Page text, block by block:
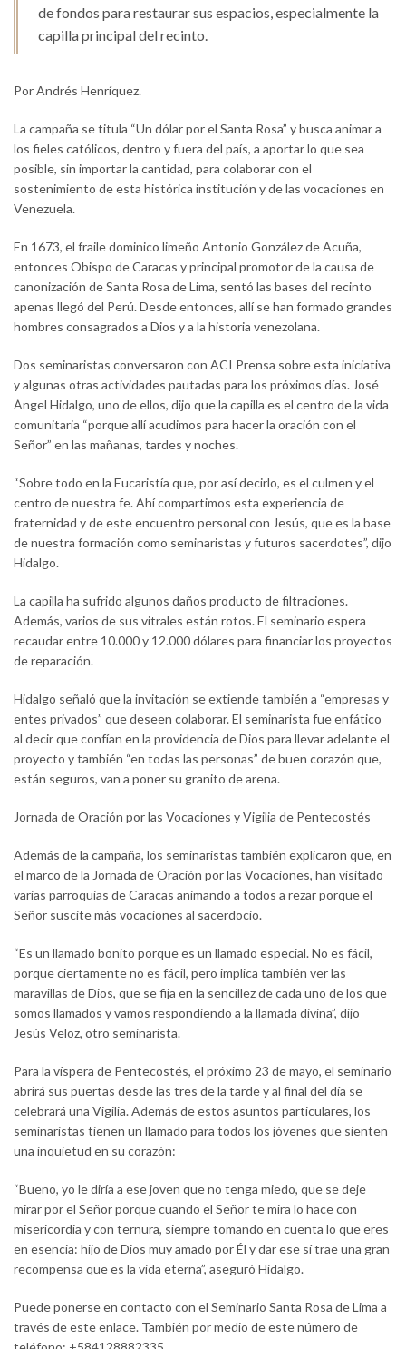
de fondos para restaurar sus espacios, especialmente la
capilla principal del recinto.
Por Andrés Henríquez.
La campaña se titula “Un dólar por el Santa Rosa” y busca animar a
los fieles católicos, dentro y fuera del país, a aportar lo que sea
posible, sin importar la cantidad, para colaborar con el
sostenimiento de esta histórica institución y de las vocaciones en
Venezuela.
En 1673, el fraile dominico limeño Antonio González de Acuña,
entonces Obispo de Caracas y principal promotor de la causa de
canonización de Santa Rosa de Lima, sentó las bases del recinto
apenas llegó del Perú. Desde entonces, allí se han formado grandes
hombres consagrados a Dios y a la historia venezolana.
Dos seminaristas conversaron con ACI Prensa sobre esta iniciativa
y algunas otras actividades pautadas para los próximos días. José
Ángel Hidalgo, uno de ellos, dijo que la capilla es el centro de la vida
comunitaria “porque allí acudimos para hacer la oración con el
Señor” en las mañanas, tardes y noches.
“Sobre todo en la Eucaristía que, por así decirlo, es el culmen y el
centro de nuestra fe. Ahí compartimos esta experiencia de
fraternidad y de este encuentro personal con Jesús, que es la base
de nuestra formación como seminaristas y futuros sacerdotes”, dijo
Hidalgo.
La capilla ha sufrido algunos daños producto de filtraciones.
Además, varios de sus vitrales están rotos. El seminario espera
recaudar entre 10.000 y 12.000 dólares para financiar los proyectos
de reparación.
Hidalgo señaló que la invitación se extiende también a “empresas y
entes privados” que deseen colaborar. El seminarista fue enfático
al decir que confían en la providencia de Dios para llevar adelante el
proyecto y también “en todas las personas” de buen corazón que,
están seguros, van a poner su granito de arena.
Jornada de Oración por las Vocaciones y Vigilia de Pentecostés
Además de la campaña, los seminaristas también explicaron que, en
el marco de la Jornada de Oración por las Vocaciones, han visitado
varias parroquias de Caracas animando a todos a rezar porque el
Señor suscite más vocaciones al sacerdocio.
“Es un llamado bonito porque es un llamado especial. No es fácil,
porque ciertamente no es fácil, pero implica también ver las
maravillas de Dios, que se fija en la sencillez de cada uno de los que
somos llamados y vamos respondiendo a la llamada divina”, dijo
Jesús Veloz, otro seminarista.
Para la víspera de Pentecostés, el próximo 23 de mayo, el seminario
abrirá sus puertas desde las tres de la tarde y al final del día se
celebrará una Vigilia. Además de estos asuntos particulares, los
seminaristas tienen un llamado para todos los jóvenes que sienten
una inquietud en su corazón:
“Bueno, yo le diría a ese joven que no tenga miedo, que se deje
mirar por el Señor porque cuando el Señor te mira lo hace con
misericordia y con ternura, siempre tomando en cuenta lo que eres
en esencia: hijo de Dios muy amado por Él y dar ese sí trae una gran
recompensa que es la vida eterna”, aseguró Hidalgo.
Puede ponerse en contacto con el Seminario Santa Rosa de Lima a
través de este enlace. También por medio de este número de